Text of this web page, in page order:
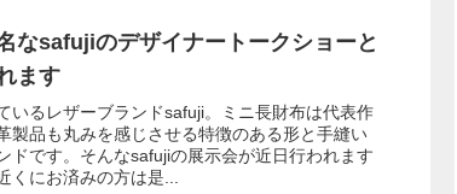
なsafujiのデザイナートークショーと
ます
いるレザーブランドsafuji。ミニ長財布は代表作
製品も丸みを感じさせる特徴のある形と手縫い
ドです。そんなsafujiの展示会が近日行われます
くにお済みの方は是...